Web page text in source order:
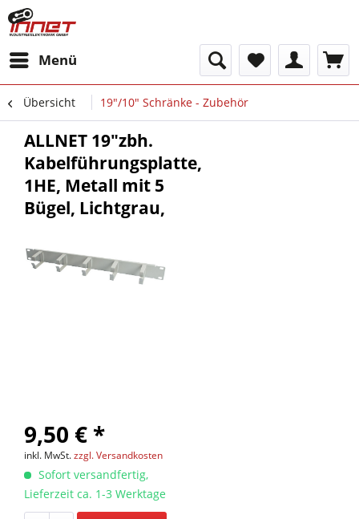
Menü
Übersicht 19"/10" Schränke - Zubehör
ALLNET 19"zbh.
Kabelführungsplatte,
1HE, Metall mit 5
Bügel, Lichtgrau,
9,50 € *
inkl. MwSt.zzgl. Versandkosten
Sofort versandfertig,
Lieferzeit ca. 1-3 Werktage